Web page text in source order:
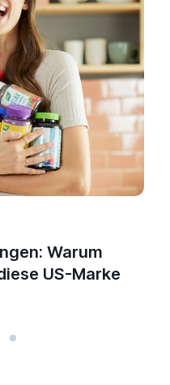
Warum
US-Marke